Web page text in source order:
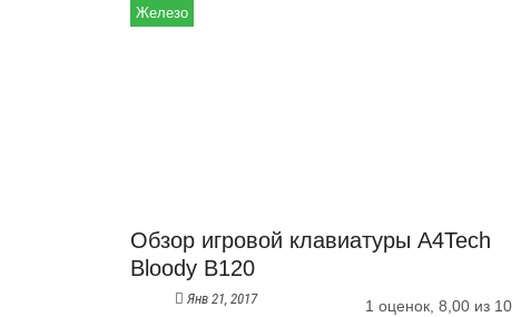
Железо
Обзор игровой клавиатуры A4Tech
Bloody B120
1 оценок, 8,00 из 10
Янв 21, 2017